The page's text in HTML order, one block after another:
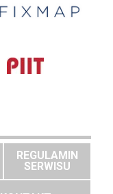
REGULAMIN
SERWISU